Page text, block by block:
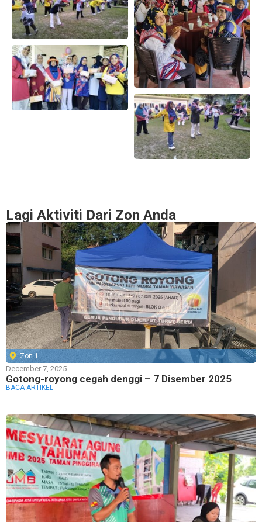
Lagi Aktiviti Dari Zon Anda
Zon 1
December 7, 2025
Gotong-royong cegah denggi – 7 Disember 2025
BACA ARTIKEL